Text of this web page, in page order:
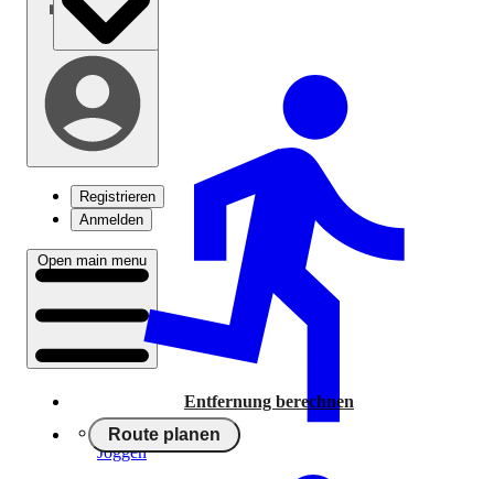
Registrieren
Anmelden
Open main menu
Entfernung berechnen
Route planen
Joggen